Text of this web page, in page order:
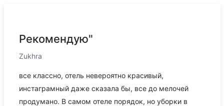
Рекомендую"
Zukhra
все классно, отель невероятно красивый,
инстаграмный даже сказала бы, все до мелочей
продумано. В самом отеле порядок, но уборки в